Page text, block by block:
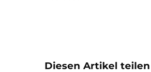
Diesen Artikel teilen